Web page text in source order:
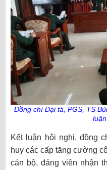
Đồng chí Đại tá, PGS, TS
Kết luận hội nghị, đồng
huy các cấp tăng cường
cán bộ, đảng viên nhận